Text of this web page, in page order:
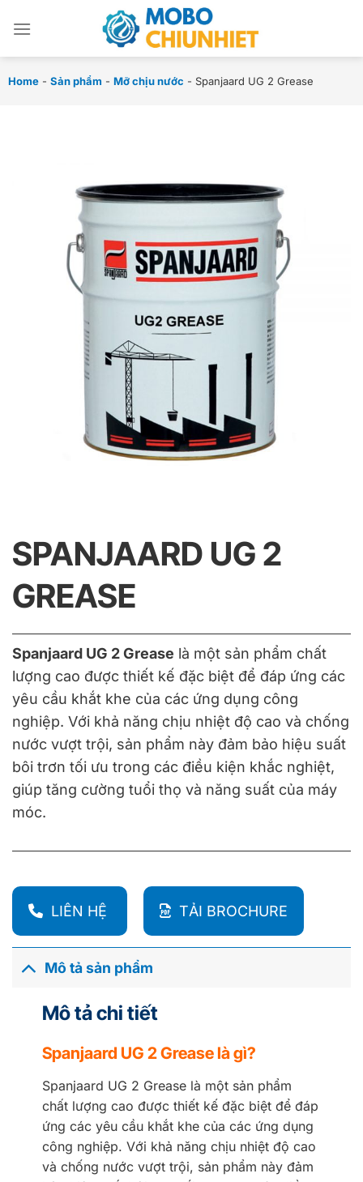
đến
Home - Sản phẩm - Mỡ chịu nước - Spanjaard UG 2 Grease
SPANJAARD UG 2
GREASE
Spanjaard UG 2 Grease là một sản phẩm chất
lượng cao được thiết kế đặc biệt để đáp ứng các
yêu cầu khắt khe của các ứng dụng công
nghiệp. Với khả năng chịu nhiệt độ cao và chống
nước vượt trội, sản phẩm này đảm bảo hiệu suất
bôi trơn tối ưu trong các điều kiện khắc nghiệt,
giúp tăng cường tuổi thọ và năng suất của máy
móc.
LIÊN HỆ TẢI BROCHURE
Mô tả sản phẩm
Mô tả chi tiết
Spanjaard UG 2 Grease là gì?
Spanjaard UG 2 Grease là một sản phẩm
chất lượng cao được thiết kế đặc biệt để đáp
ứng các yêu cầu khắt khe của các ứng dụng
công nghiệp. Với khả năng chịu nhiệt độ cao
và chống nước vượt trội, sản phẩm này đảm